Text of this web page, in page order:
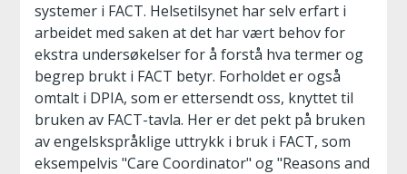
systemer i FACT. Helsetilsynet har selv erfart i
arbeidet med saken at det har vært behov for
ekstra undersøkelser for å forstå hva termer og
begrep brukt i FACT betyr. Forholdet er også
omtalt i DPIA, som er ettersendt oss, knyttet til
bruken av FACT-tavla. Her er det pekt på bruken
av engelskspråklige uttrykk i bruk i FACT, som
eksempelvis "Care Coordinator" og "Reasons and